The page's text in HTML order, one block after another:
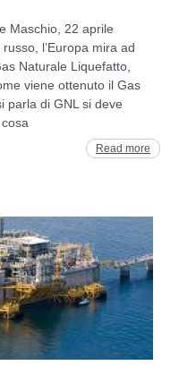
Maschio, 22 aprile
l’Europa mira ad
Naturale Liquefatto,
viene ottenuto il Gas
parla di GNL si deve
Read more